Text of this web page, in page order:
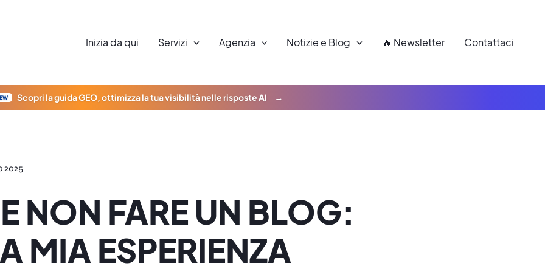
Inizia da qui Servizi Agenzia Notizie e Blog 🔥 Newsletter Contattaci
Scopri la guida GEO, ottimizza la tua visibilità nelle risposte AI
2025
NON FARE UN BLOG:
MIA ESPERIENZA